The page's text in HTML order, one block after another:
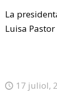
La
Luisa
17 juliol,